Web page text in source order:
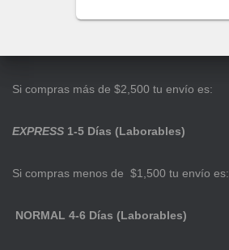
Si compras más de $2,500 tu envío es:
EXPRESS 1-5 Días (Laborables)
Si compras menos de $1,500 tu envío es:
NORMAL 4-6 Días (Laborables)